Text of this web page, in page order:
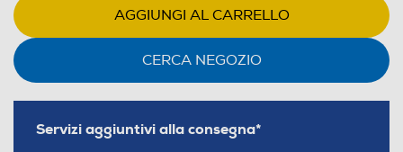
AGGIUNGI AL CARRELLO
CERCA NEGOZIO
Servizi aggiuntivi alla consegna*